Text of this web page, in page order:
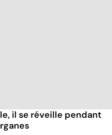
il se réveille pendant